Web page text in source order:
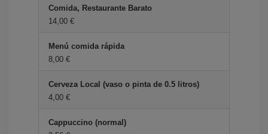
Comida, Restaurante Barato
14,00 €
Menú comida rápida
8,00 €
Cerveza Local (vaso o pinta de 0.5 litros)
4,00 €
Cappuccino (normal)